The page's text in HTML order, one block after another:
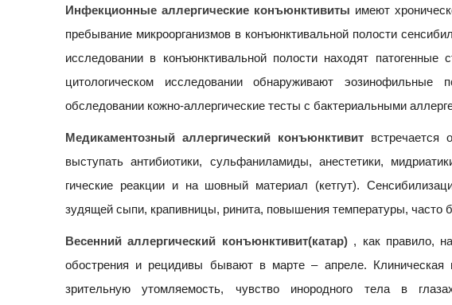
Инфекционные аллергические конъюнктивиты имеют
пребывание микроорганизмов в конъюнктивальной полости
исследовании в конъюнктивальной полости находят патогенные
цитологическом исследовании обнаруживают эозинофильные
обследовании кожно-аллергические тесты с бактериальными
Медикаментозный аллергический конъюнктивит встречается
выступать антибиотики, сульфаниламиды, анестетики,
гические реакции и на шовный материал (кетгут).
зудящей сыпи, крапивницы, ринита, повышения температуры, часто
Весенний аллергический конъюнктивит(катар), как правило,
обострения и рецидивы бывают в марте – апреле.
зрительную утомляемость, чувство инородного тела в